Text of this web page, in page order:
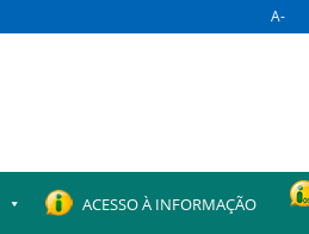
A-
ACESSO À INFORMAÇÃO